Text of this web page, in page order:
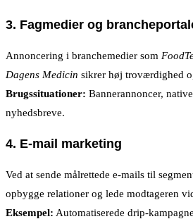
3. Fagmedier og
Annoncering i branchemedier som
Dagens Medicin sikrer høj troværdighed
Brugssituationer: Bannerannoncer,
nyhedsbreve.
4. E-mail marketing
Ved at sende målrettede e-mails til
opbygge relationer og lede modtageren
Eksempel: Automatiserede drip-